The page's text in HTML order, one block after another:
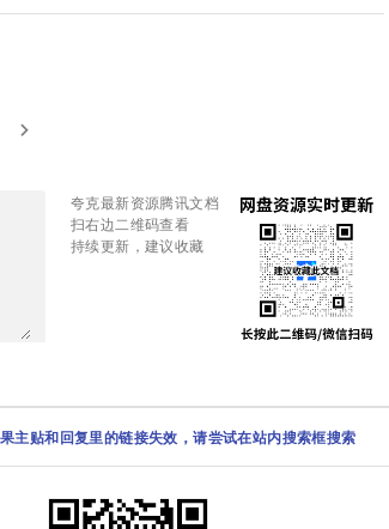
keyboard_arrow_right
夸克最新资源腾讯文档
扫右边二维码查看
持续更新，建议收藏
主贴和回复里的链接失效，请尝试在站内搜索框搜索